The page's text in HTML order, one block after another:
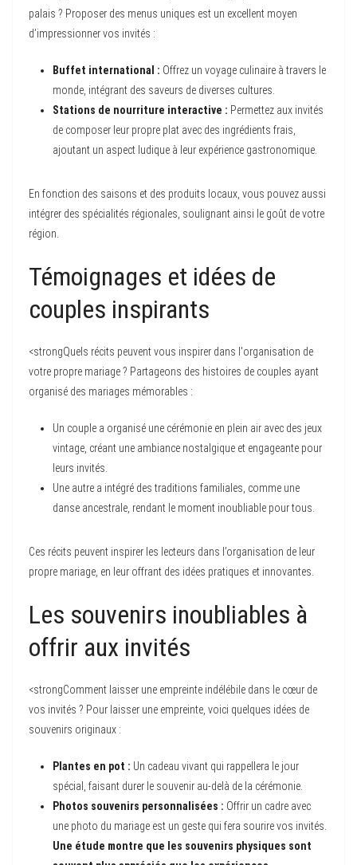
palais ? Proposer des menus uniques est un excellent moyen
d’impressionner vos invités :
Buffet international : Offrez un voyage culinaire à travers le
monde, intégrant des saveurs de diverses cultures.
Stations de nourriture interactive : Permettez aux invités
de composer leur propre plat avec des ingrédients frais,
ajoutant un aspect ludique à leur expérience gastronomique.
En fonction des saisons et des produits locaux, vous pouvez aussi
intégrer des spécialités régionales, soulignant ainsi le goût de votre
région.
Témoignages et idées de
couples inspirants
<strongQuels récits peuvent vous inspirer dans l'organisation de
votre propre mariage ? Partageons des histoires de couples ayant
organisé des mariages mémorables :
Un couple a organisé une cérémonie en plein air avec des jeux
vintage, créant une ambiance nostalgique et engageante pour
leurs invités.
Une autre a intégré des traditions familiales, comme une
danse ancestrale, rendant le moment inoubliable pour tous.
Ces récits peuvent inspirer les lecteurs dans l’organisation de leur
propre mariage, en leur offrant des idées pratiques et innovantes.
Les souvenirs inoubliables à
offrir aux invités
<strongComment laisser une empreinte indélébile dans le cœur de
vos invités ? Pour laisser une empreinte, voici quelques idées de
souvenirs originaux :
Plantes en pot : Un cadeau vivant qui rappellera le jour
spécial, faisant durer le souvenir au-delà de la cérémonie.
Photos souvenirs personnalisées : Offrir un cadre avec
une photo du mariage est un geste qui fera sourire vos invités.
Une étude montre que les souvenirs physiques sont